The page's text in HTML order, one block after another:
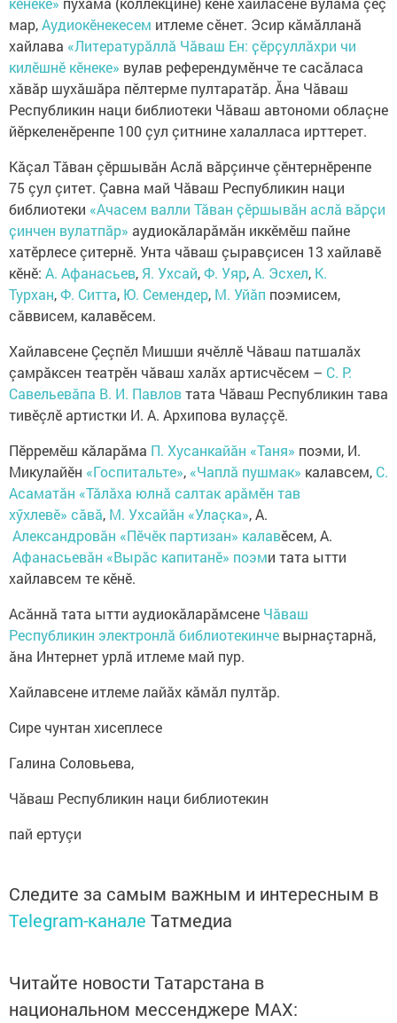
мар,Аудиокĕнекесем итлеме сĕнет. Эсир кăмăлланă
хайлава «Литературăллă Чăваш Ен: ҫӗрҫуллӑхри чи
килӗшнӗ кӗнеке» вулав референдумӗнче те сасăласа
хăвăр шухăшăра пӗлтерме пултаратăр. Ăна Чăваш
Республикин наци библиотеки Чăваш автономи облаçне
йĕркеленĕренпе 100 çул çитнине халалласа ирттерет.
Кăçал Тăван çĕршывăн Аслă вăрçинче çĕнтернĕренпе
75 çул çитет. Çавна май Чăваш Республикин наци
библиотеки «Ачасем валли Тӑван ҫӗршывӑн аслӑ вӑрҫи
ҫинчен вулатпӑр» аудиокăларăмăн иккĕмĕш пайне
хатĕрлесе çитернĕ. Унта чăваш çыравçисен 13 хайлавĕ
кĕнĕ: А. Афанасьев, Я. Ухсай,Ф. Уяр,А. Эсхел, К.
Турхан,Ф. Ситта, Ю. Семендер, М. Уйӑп поэмисем,
сăввисем, калавĕсем.
Хайлавсене Çеçпĕл Мишши ячĕллĕ Чăваш патшалăх
çамрăксен театрĕн чăваш халăх артисчĕсем – С. Р.
Савельевăпа В. И. Павловтата Чăваш Республикин тава
тивĕçлĕ артистки И. А. Архипова вулаççĕ.
Пĕрремĕш кăларăма П.​ Хусанкайăн «Таня» поэми, И.​
Микулайĕн «Госпитальте», «Чаплă пушмак» калавсем, С.​
Асаматăн «Тӑлӑха юлнӑ салтак арӑмӗн тав
хӳхлевӗ» сӑвӑ, М.​ Ухсайăн «Улаçка», А.​
Александровӑн «Пӗчӗк партизан» калавĕсем, А.​
Афанасьевăн «Вырӑс капитанӗ» поэми тата ытти
хайлавсем те кӗнӗ.
Асăннă тата ытти аудиокăларăмсене Чăваш
Республикин электронлă библиотекинче вырнаçтарнă,
ăна Интернет урлă итлеме май пур.
Хайлавсене итлеме лайăх кăмăл пултăр.
Сире чунтан хисеплесе
Галина Соловьева,
Чăваш Республикин наци библиотекин
пай ертуçи
Следите за самым важным и интересным в
Telegram-канале Татмедиа
Читайте новости Татарстана в
национальном мессенджере MАХ: